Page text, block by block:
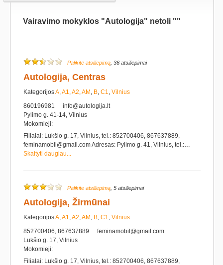
Vairavimo mokyklos "Autologija" netoli ""
Palikite atsiliepimą , 36 atsiliepimai
Autologija, Centras
KategorijosA,A1,A2,AM , B, C1, Vilnius
860196981
info@autologija.lt
Pylimo g. 41-14, Vilnius
Mokomieji:
Filialai: Lukšio g. 17, Vilnius, tel.: 852700406, 867637889,
feminamobil@gmail.com Adresas: Pylimo g. 41, Vilnius, tel.:…
Skaityti daugiau...
Palikite atsiliepimą , 5 atsiliepimai
Autologija, Žirmūnai
KategorijosA,A1,A2,AM , B, C1, Vilnius
852700406, 867637889
feminamobil@gmail.com
Lukšio g. 17, Vilnius
Mokomieji:
Filialai: Lukšio g. 17, Vilnius, tel.: 852700406, 867637889,